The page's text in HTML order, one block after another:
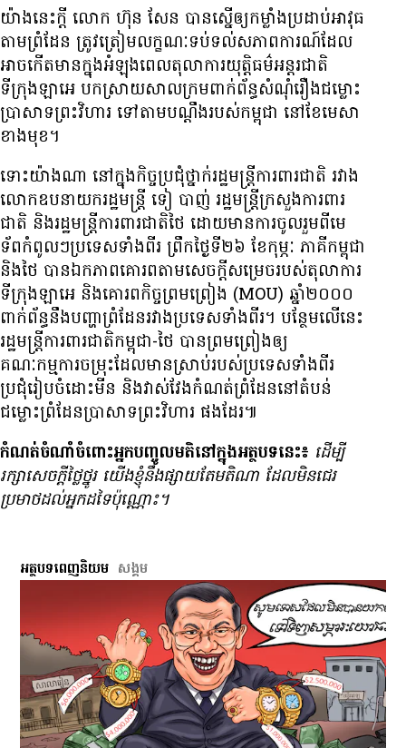
យ៉ាង​នេះ​ក្តី លោក ហ៊ុន សែន បាន​ស្នើ​ឲ្យ​កម្លាំង​ប្រដាប់​អាវុធ​
តាម​ព្រំដែន ត្រូវ​ត្រៀម​លក្ខណៈ​ទប់ទល់​សភាពការណ៍​ដែល​
អាច​កើត​មាន​ក្នុង​អំឡុង​ពេល​តុលាការ​យុត្តិធម៌​អន្តរជាតិ​
ទីក្រុង​ឡាអេ បកស្រាយ​សាល​ក្រម​ពាក់ព័ន្ធ​សំណុំ​រឿង​ជម្លោះ​
ប្រាសាទ​ព្រះវិហារ ទៅ​តាម​បណ្ដឹង​របស់​កម្ពុជា នៅ​ខែ​មេសា
ខាង​មុខ។
ទោះ​យ៉ាង​ណា នៅ​ក្នុង​កិច្ច​ប្រជុំ​ថ្នាក់​រដ្ឋមន្ត្រី​ការពារ​ជាតិ រវាង​
លោក​ឧបនាយក​រដ្ឋមន្ត្រី ទៀ បាញ់ រដ្ឋមន្ត្រី​ក្រសួង​ការពារ​
ជាតិ និង​រដ្ឋមន្ត្រី​ការពារ​ជាតិ​ថៃ ដោយ​មាន​ការ​ចូល​រួម​ពី​មេ​
ទ័ព​កំពូលៗ​ប្រទេស​ទាំង​ពីរ ព្រឹក​ថ្ងៃ​ទី២៦ ខែ​កុម្ភៈ ភាគី​កម្ពុជា
និង​ថៃ បាន​ឯកភាព​គោរព​តាម​សេចក្តី​សម្រេច​របស់​តុលាការ​
ទីក្រុង​ឡាអេ និង​គោរព​កិច្ច​ព្រមព្រៀង (MOU) ឆ្នាំ​២០០០
ពាក់ព័ន្ធ​នឹង​បញ្ហា​ព្រំដែន​រវាង​ប្រទេស​ទាំង​ពីរ។ បន្ថែម​លើ​នេះ
រដ្ឋមន្ត្រី​ការពារ​ជាតិ​កម្ពុជា-ថៃ បាន​ព្រមព្រៀង​ឲ្យ​
គណៈកម្មការ​ចម្រុះ​ដែល​មាន​ស្រាប់​របស់​ប្រទេស​ទាំង​ពីរ
ប្រជុំ​រៀប​ចំ​ដោះ​មីន និង​វាស់វែង​កំណត់​ព្រំដែន​នៅ​តំបន់​
ជម្លោះ​ព្រំដែន​ប្រាសាទ​ព្រះវិហារ ផង​ដែរ៕
កំណត់ចំណាំចំពោះអ្នកបញ្ចូលមតិនៅក្នុងអត្ថបទនេះ៖ ដើម្បី​
រក្សា​សេចក្ដី​ថ្លៃថ្នូរ យើង​ខ្ញុំ​នឹង​ផ្សាយ​តែ​មតិ​ណា ដែល​មិន​ជេរ​
ប្រមាថ​ដល់​អ្នក​ដទៃ​ប៉ុណ្ណោះ។
អត្ថបទពេញនិយម សង្គម